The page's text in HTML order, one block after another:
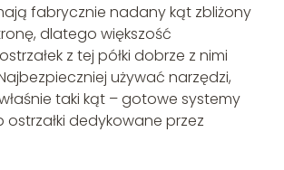
fabrycznie nadany kąt zbliżony
dlatego większość
z tej półki dobrze z nimi
używać narzędzi,
taki kąt – gotowe systemy
ostrzałki dedykowane przez